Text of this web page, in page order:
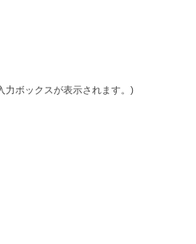
力ボックスが表示されます。)